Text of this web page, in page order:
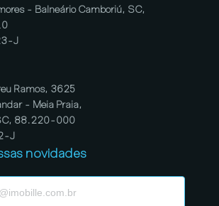
- Balneário Camboriú, SC,
J
Ramos, 3625
- Meia Praia,
88.220-000
J
novidades